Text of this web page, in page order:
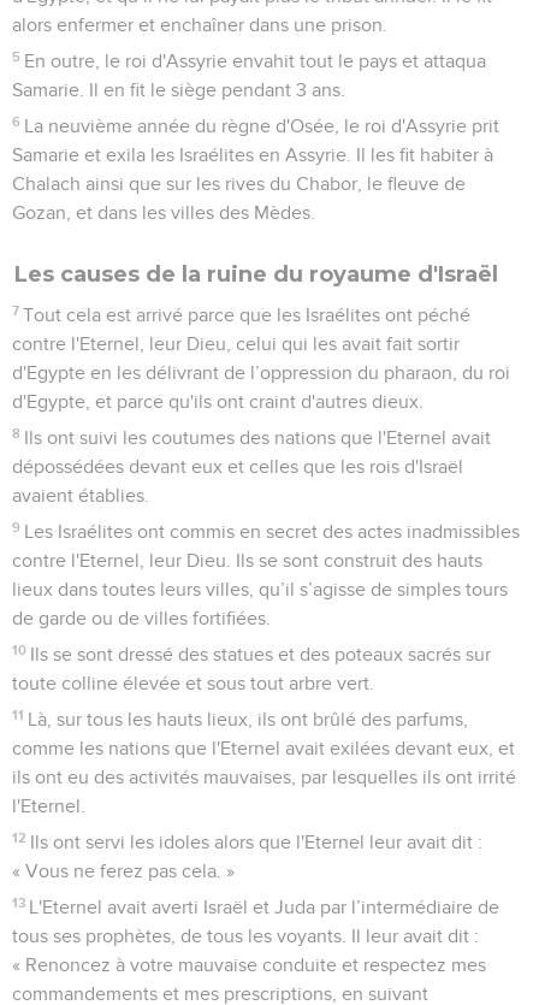
alors enfermer et enchaîner dans une prison.
5 En outre, le roi d'Assyrie envahit tout le pays et attaqua
Samarie. Il en fit le siège pendant 3 ans.
6 La neuvième année du règne d'Osée, le roi d'Assyrie prit
Samarie et exila les Israélites en Assyrie. Il les fit habiter à
Chalach ainsi que sur les rives du Chabor, le fleuve de
Gozan, et dans les villes des Mèdes.
Les causes de la ruine du royaume d'Israël
7 Tout cela est arrivé parce que les Israélites ont péché
contre l'Eternel, leur Dieu, celui qui les avait fait sortir
d'Egypte en les délivrant de l’oppression du pharaon, du roi
d'Egypte, et parce qu'ils ont craint d'autres dieux.
8 Ils ont suivi les coutumes des nations que l'Eternel avait
dépossédées devant eux et celles que les rois d'Israël
avaient établies.
9 Les Israélites ont commis en secret des actes inadmissibles
contre l'Eternel, leur Dieu. Ils se sont construit des hauts
lieux dans toutes leurs villes, qu’il s’agisse de simples tours
de garde ou de villes fortifiées.
10 Ils se sont dressé des statues et des poteaux sacrés sur
toute colline élevée et sous tout arbre vert.
11 Là, sur tous les hauts lieux, ils ont brûlé des parfums,
comme les nations que l'Eternel avait exilées devant eux, et
ils ont eu des activités mauvaises, par lesquelles ils ont irrité
l'Eternel.
12 Ils ont servi les idoles alors que l'Eternel leur avait dit :
« Vous ne ferez pas cela. »
13 L'Eternel avait averti Israël et Juda par l’intermédiaire de
tous ses prophètes, de tous les voyants. Il leur avait dit :
« Renoncez à votre mauvaise conduite et respectez mes
commandements et mes prescriptions, en suivant